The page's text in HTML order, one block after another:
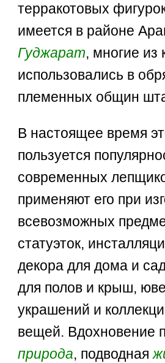
терракотовых
имеется в районе
Гуджарат, многие из
использовались в
племенных общин
В настоящее время
пользуется
современных
применяют его при
всевозможных
статуэток,
декора для дома и
для полов и крыш,
украшений и
вещей. Вдохновение
природа, подводная